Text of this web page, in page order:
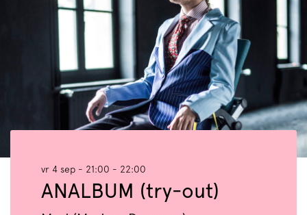
ANALBUM (try-out)
vr 4 sep - 21:00 - 22:00